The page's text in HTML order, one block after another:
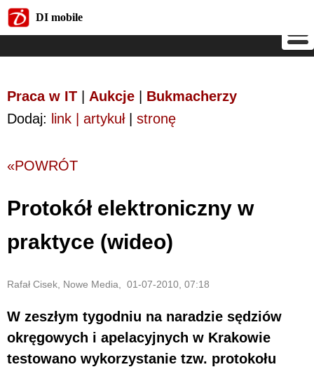
DI mobile
Praca w IT Aukcje
Bukmacherzy
Dodaj: link | artykuł| stronę
«POWRÓT
Protokół elektroniczny w
praktyce (wideo)
Rafał Cisek, Nowe Media, 01-07-2010, 07:18
W zeszłym tygodniu na naradzie sędziów
okręgowych i apelacyjnych w Krakowie
testowano wykorzystanie tzw. protokołu
DI mobile